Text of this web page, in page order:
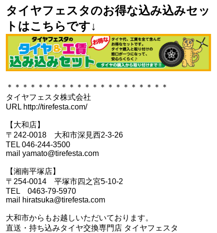
タイヤフェスタのお得な込み込みセッ
トはこちらです↓
＊＊＊＊＊＊＊＊＊＊＊＊＊＊＊＊＊＊＊＊＊
タイヤフェスタ株式会社
URL http://tirefesta.com/
【大和店】
〒242-0018 大和市深見西2-3-26
TEL 046-244-3500
mail yamato@tirefesta.com
【湘南平塚店】
〒254-0014 平塚市四之宮5-10-2
TEL 0463-79-5970
mail hiratsuka@tirefesta.com
大和市からもお越しいただいております。
直送・持ち込みタイヤ交換専門店 タイヤフェスタ